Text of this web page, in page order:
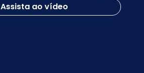
Assista ao vídeo